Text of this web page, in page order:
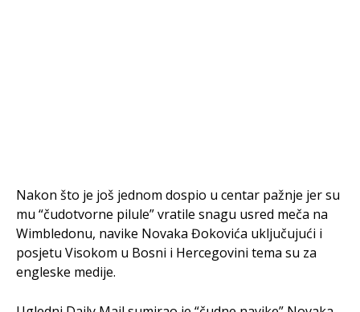
Nakon što je još jednom dospio u centar pažnje jer su
mu “čudotvorne pilule” vratile snagu usred meča na
Wimbledonu, navike Novaka Đokovića uključujući i
posjetu Visokom u Bosni i Hercegovini tema su za
engleske medije.